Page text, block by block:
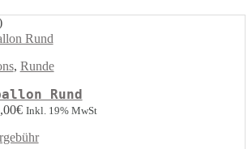
, Runde
Rund
€ Inkl. 19% MwSt